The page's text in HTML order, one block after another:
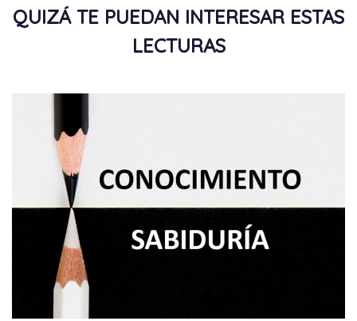
QUIZÁ TE PUEDAN INTERESAR ESTAS
LECTURAS